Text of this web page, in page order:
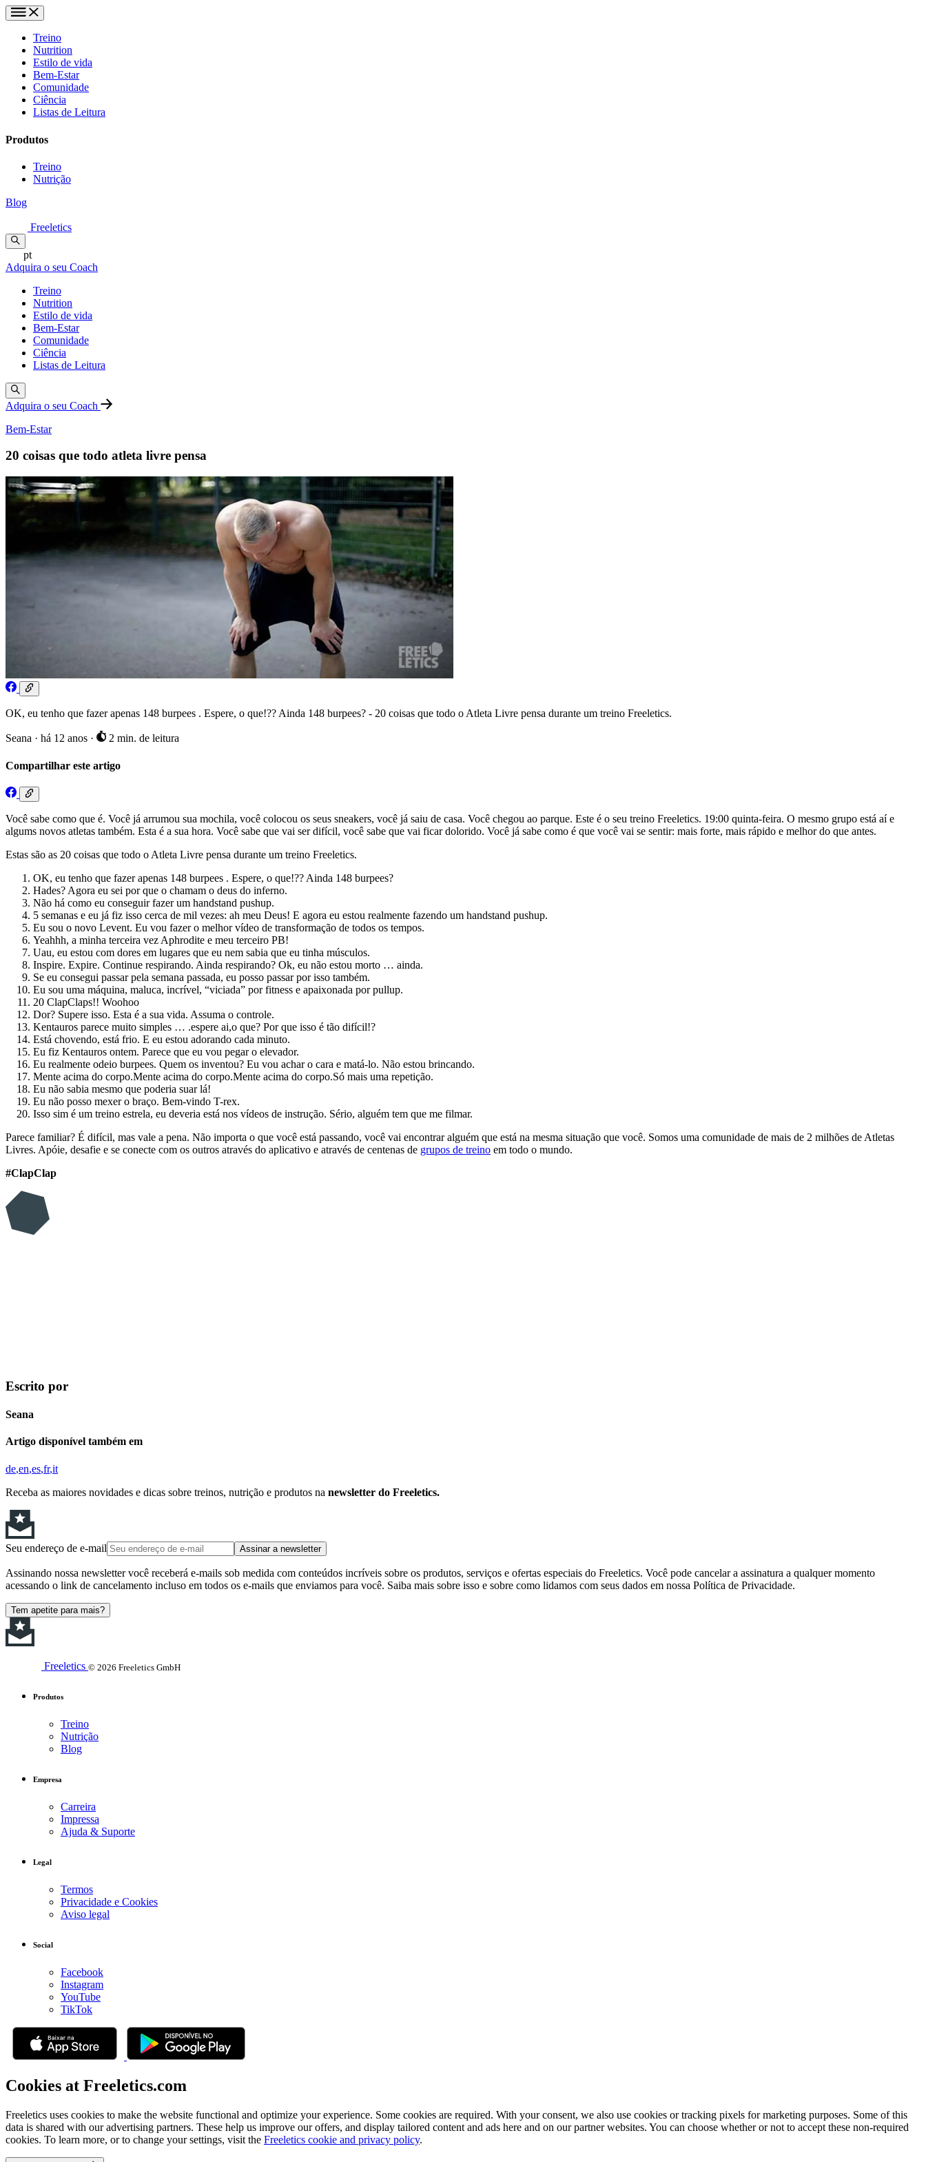
Treino
Nutrition
Estilo de vida
Bem-Estar
Comunidade
Ciência
Listas de Leitura
Produtos
Treino
Nutrição
Blog
Freeletics
pt
Adquira o seu Coach
Treino
Nutrition
Estilo de vida
Bem-Estar
Comunidade
Ciência
Listas de Leitura
Adquira o seu Coach
Bem-Estar
20 coisas que todo atleta livre pensa
OK, eu tenho que fazer apenas 148 burpees . Espere, o que!?? Ainda 148 burpees? - 20 coisas que todo o Atleta Livre pensa durante um treino Freeletics.
Seana · há 12 anos · 2 min. de leitura
Compartilhar este artigo
Você sabe como que é. Você já arrumou sua mochila, você colocou os seus sneakers, você já saiu de casa. Você chegou ao parque. Este é o seu treino Freeletics. 19:00 quinta-feira. O mesmo grupo está aí e
algums novos atletas também. Esta é a sua hora. Você sabe que vai ser difícil, você sabe que vai ficar dolorido. Você já sabe como é que você vai se sentir: mais forte, mais rápido e melhor do que antes.
Estas são as 20 coisas que todo o Atleta Livre pensa durante um treino Freeletics.
OK, eu tenho que fazer apenas 148 burpees . Espere, o que!?? Ainda 148 burpees?
Hades? Agora eu sei por que o chamam o deus do inferno.
Não há como eu conseguir fazer um handstand pushup.
5 semanas e eu já fiz isso cerca de mil vezes: ah meu Deus! E agora eu estou realmente fazendo um handstand pushup.
Eu sou o novo Levent. Eu vou fazer o melhor vídeo de transformação de todos os tempos.
Yeahhh, a minha terceira vez Aphrodite e meu terceiro PB!
Uau, eu estou com dores em lugares que eu nem sabia que eu tinha músculos.
Inspire. Expire. Continue respirando. Ainda respirando? Ok, eu não estou morto … ainda.
Se eu consegui passar pela semana passada, eu posso passar por isso também.
Eu sou uma máquina, maluca, incrível, “viciada” por fitness e apaixonada por pullup.
20 ClapClaps!! Woohoo
Dor? Supere isso. Esta é a sua vida. Assuma o controle.
Kentauros parece muito simples … .espere ai,o que? Por que isso é tão difícil!?
Está chovendo, está frio. E eu estou adorando cada minuto.
Eu fiz Kentauros ontem. Parece que eu vou pegar o elevador.
Eu realmente odeio burpees. Quem os inventou? Eu vou achar o cara e matá-lo. Não estou brincando.
Mente acima do corpo.Mente acima do corpo.Mente acima do corpo.Só mais uma repetição.
Eu não sabia mesmo que poderia suar lá!
Eu não posso mexer o braço. Bem-vindo T-rex.
Isso sim é um treino estrela, eu deveria está nos vídeos de instrução. Sério, alguém tem que me filmar.
Parece familiar? É difícil, mas vale a pena. Não importa o que você está passando, você vai encontrar alguém que está na mesma situação que você. Somos uma comunidade de mais de 2 milhões de Atletas
Livres. Apóie, desafie e se conecte com os outros através do aplicativo e através de centenas de grupos de treino em todo o mundo.
#ClapClap
Escrito por
Seana
Artigo disponível também em
de en es fr it
Receba as maiores novidades e dicas sobre treinos, nutrição e produtos na newsletter do Freeletics.
Seu endereço de e-mail Assinar a newsletter
Assinando nossa newsletter você receberá e-mails sob medida com conteúdos incríveis sobre os produtos, serviços e ofertas especiais do Freeletics. Você pode cancelar a assinatura a qualquer momento
acessando o link de cancelamento incluso em todos os e-mails que enviamos para você. Saiba mais sobre isso e sobre como lidamos com seus dados em nossa Política de Privacidade.
Tem apetite para mais?
Freeletics © 2026 Freeletics GmbH
Produtos
Treino
Nutrição
Blog
Empresa
Carreira
Impressa
Ajuda & Suporte
Legal
Termos
Privacidade e Cookies
Aviso legal
Social
Facebook
Instagram
YouTube
TikTok
Cookies at Freeletics.com
Freeletics uses cookies to make the website functional and optimize your experience. Some cookies are required. With your consent, we also use cookies or tracking pixels for marketing purposes. Some of this
data is shared with our advertising partners. These help us improve our offers, and display tailored content and ads here and on our partner websites. You can choose whether or not to accept these non-required
cookies. To learn more, or to change your settings, visit the Freeletics cookie and privacy policy.